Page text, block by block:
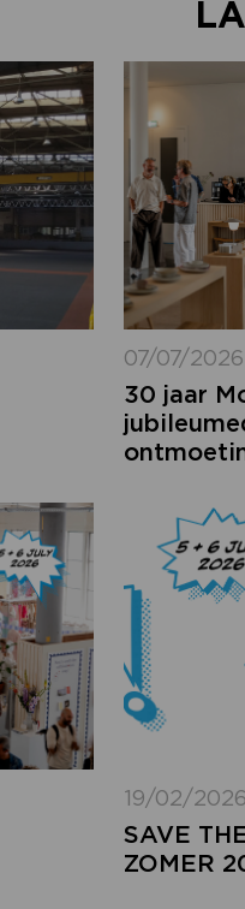
07/07/2026
30 jaar
19/02/2026
SAVE
ZOMER